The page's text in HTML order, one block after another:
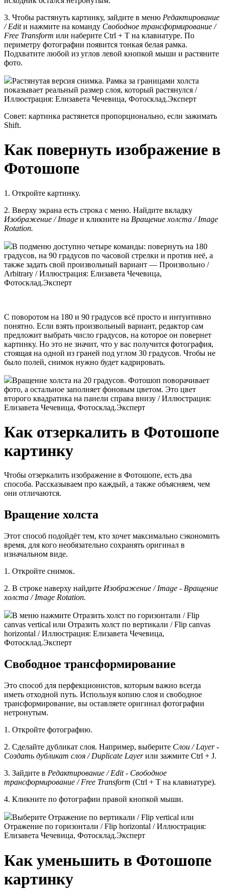
3. Чтобы растянуть картинку, зайдите в меню Редактирование
/ Editи нажмите на команду Свободное трансформирование /
Free Transform или наберите Ctrl + T на клавиатуре. По
периметру фотографии появится тонкая белая рамка.
Подхватите любой из углов левой кнопкой мыши и растяните
фото.
Растянутая версия снимка. Рамка за границами холста
показывает реальный размер слоя, который растянулся /
Иллюстрация: Елизавета Чечевица, Фотосклад.Эксперт
Совет: картинка растянется пропорционально, если зажимать
Shift.
Как повернуть изображение в
Фотошопе
1. Откройте картинку.
2. Вверху экрана есть строка с меню. Найдите вкладку
Изображение / Image и кликните на Вращение холста / Image
Rotation.
В подменю доступно четыре команды: повернуть на 180
градусов, на 90 градусов по часовой стрелки и против неё, а
также задать свой произвольный вариант — Произвольно /
Arbitrary / Иллюстрация: Елизавета Чечевица,
Фотосклад.Эксперт
С поворотом на 180 и 90 градусов всё просто и интуитивно
понятно. Если взять произвольный вариант, редактор сам
предложит выбрать число градусов, на которое он повернет
картинку. Но это не значит, что у вас получится фотография,
стоящая на одной из граней под углом 30 градусов. Чтобы не
было полей, снимок нужно будет кадрировать.
Вращение холста на 20 градусов. Фотошоп поворачивает
фото, а остальное заполняет фоновым цветом. Это цвет
второго квадратика на панели справа внизу / Иллюстрация:
Елизавета Чечевица, Фотосклад.Эксперт
Как отзеркалить в Фотошопе
картинку
Чтобы отзеркалить изображение в Фотошопе, есть два
способа. Рассказываем про каждый, а также объясняем, чем
они отличаются.
Вращение холста
Этот способ подойдёт тем, кто хочет максимально сэкономить
время, для кого необязательно сохранять оригинал в
изначальном виде.
1. Откройте снимок.
2. В строке наверху найдите Изображение / Image - Вращение
холста / Image Rotation.
В меню нажмите Отразить холст по горизонтали / Flip
canvas vertical или Отразить холст по вертикали / Flip canvas
horizontal / Иллюстрация: Елизавета Чечевица,
Фотосклад.Эксперт
Свободное трансформирование
Это способ для перфекционистов, которым важно всегда
иметь отходной путь. Используя копию слоя и свободное
трансформирование, вы оставляете оригинал фотографии
нетронутым.
1. Откройте фотографию.
2. Сделайте дубликат слоя. Например, выберите Слои / Layer -
Создать дубликат слоя / Duplicate Layerили зажмите Ctrl + J.
3. Зайдите в Редактирование / Edit - Свободное
трансформирование / Free Transform (Ctrl + T на клавиатуре).
4. Кликните по фотографии правой кнопкой мыши.
Выберите Отражение по вертикали / Flip vertical или
Отражение по горизонтали / Flip horizontal / Иллюстрация:
Елизавета Чечевица, Фотосклад.Эксперт
Как уменьшить в Фотошопе
картинку